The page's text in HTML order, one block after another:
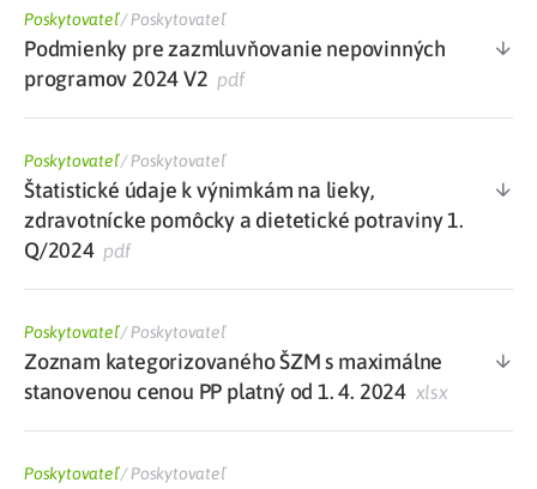
Poskytovateľ/Poskytovateľ
Podmienky pre zazmluvňovanie nepovinných
programov 2024 V2 pdf
Poskytovateľ/Poskytovateľ
Štatistické údaje k výnimkám na lieky,
zdravotnícke pomôcky a dietetické potraviny 1.
Q/2024pdf
Poskytovateľ/Poskytovateľ
Zoznam kategorizovaného ŠZM s maximálne
stanovenou cenou PP platný od 1. 4. 2024 xlsx
Poskytovateľ/Poskytovateľ